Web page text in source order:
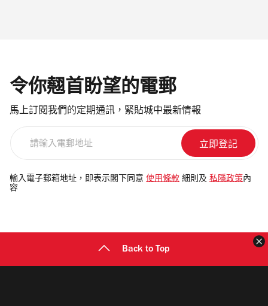
令你翹首盼望的電郵
馬上訂閱我們的定期通訊，緊貼城中最新情報
電
郵
輸入電子郵箱地址，即表示閣下同意 使用條款 細則及 私隱政策 內
容
Back to Top